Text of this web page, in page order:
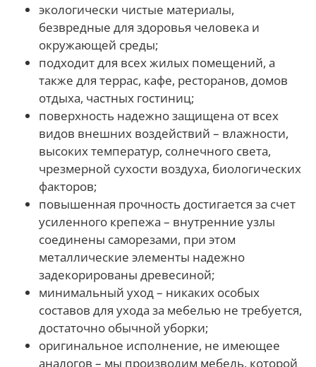
экологически чистые материалы,
безвредные для здоровья человека и
окружающей среды;
подходит для всех жилых помещений, а
также для террас, кафе, ресторанов, домов
отдыха, частных гостиниц;
поверхность надежно защищена от всех
видов внешних воздействий – влажности,
высоких температур, солнечного света,
чрезмерной сухости воздуха, биологических
факторов;
повышенная прочность достигается за счет
усиленного крепежа – внутренние узлы
соединены саморезами, при этом
металлические элементы надежно
задекорированы древесиной;
минимальный уход – никаких особых
составов для ухода за мебелью не требуется,
достаточно обычной уборки;
оригинальное исполнение, не имеющее
аналогов – мы производим мебель, которой